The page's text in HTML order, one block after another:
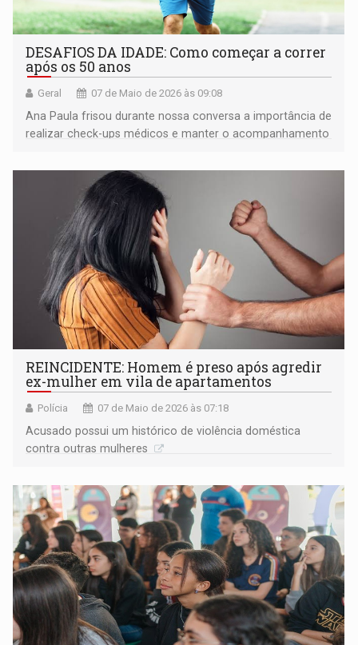
DESAFIOS DA IDADE: Como começar a correr
após os 50 anos
Geral 07 de Maio de 2026 às 09:08
Ana Paula frisou durante nossa conversa a importância de
realizar check-ups médicos e manter o acompanhamento
REINCIDENTE: Homem é preso após agredir
ex-mulher em vila de apartamentos
Polícia 07 de Maio de 2026 às 07:18
Acusado possui um histórico de violência doméstica
contra outras mulheres